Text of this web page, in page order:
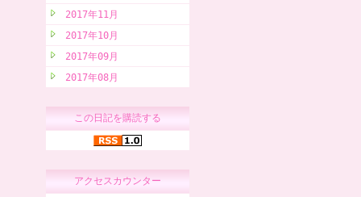
2017年11月
2017年10月
2017年09月
2017年08月
この日記を購読する
アクセスカウンター